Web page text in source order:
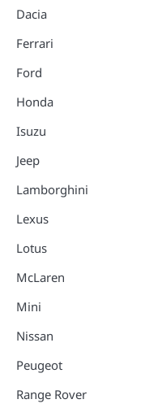
Dacia
Ferrari
Ford
Honda
Isuzu
Jeep
Lamborghini
Lexus
Lotus
McLaren
Mini
Nissan
Peugeot
Range Rover